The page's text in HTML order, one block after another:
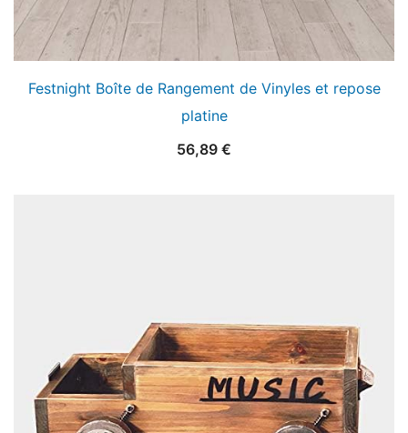
Festnight Boîte de Rangement de Vinyles et repose
platine
56,89 €